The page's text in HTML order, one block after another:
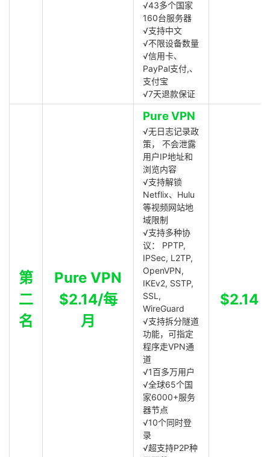
√43多个国家
160台服务器
√支持中文
√不限设备数量
√信用卡、
PayPal支付,、
支付宝
√7天退款保证
第
二
名
Pure VPN
$2.14/每
月
Pure VPN
√无日志记录政
策， 不会泄露
用户IP地址和
浏览内容
√支持解锁
Netflix、Hulu
等视频网站地
域限制
√支持多种协
议： PPTP,
IPSec, L2TP,
OpenVPN,
IKEv2, SSTP,
SSL,
WireGuard
√支持拆分隧道
功能，可指定
程序走VPN通
道
√1百多万用户
√全球65个国
家6000+服务
器节点
√10个同时登
录
√超支持P2P种
$2.14